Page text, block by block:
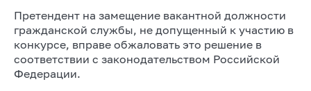
Претендент на замещение вакантной должности
гражданской службы, не допущенный к участию в
конкурсе, вправе обжаловать это решение в
соответствии с законодательством Российской
Федерации.